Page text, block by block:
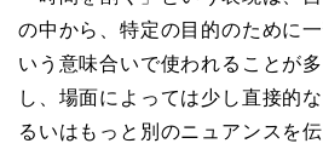
の中から、特定の目的のために
いう意味合いで使われることが
し、場面によっては少し直接的
るいはもっと別のニュアンスを